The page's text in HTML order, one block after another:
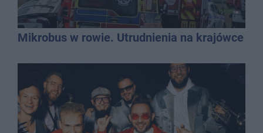
Mikrobus w rowie. Utrudnienia na krajówce